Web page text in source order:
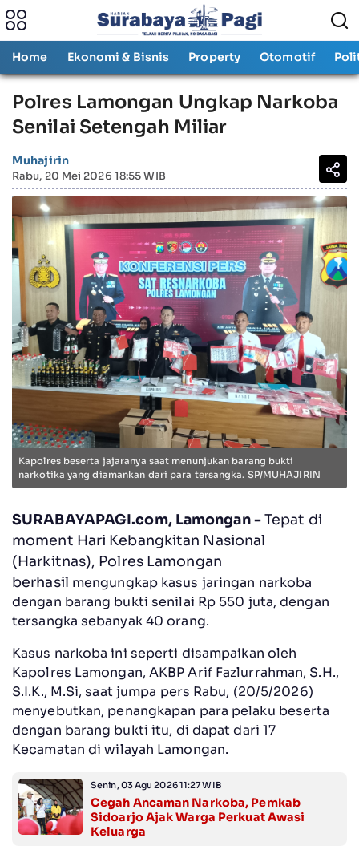
Home Ekonomi & Bisnis Property Otomotif
Polres Lamongan Ungkap Narkoba
Senilai Setengah Miliar
Muhajirin
Rabu, 20 Mei 2026 18:55 WIB
Kapolres beserta jajaranya saat menunjukan barang bukti
narkotika yang diamankan dari para tersangka. SP/MUHAJIRIN
SURABAYAPAGI.com, Lamongan -Tepat di
moment Hari Kebangkitan Nasional
(Harkitnas), Polres Lamongan
berhasil mengungkap kasus jaringan narkoba
dengan barang bukti senilai Rp 550 juta, dengan
tersangka sebanyak 40 orang.
Kasus narkoba ini seperti disampaikan oleh
Kapolres Lamongan, AKBP Arif Fazlurrahman, S.H.,
S.I.K., M.Si, saat jumpa pers Rabu, (20/5/2026)
menyebutkan, penangkapan para pelaku beserta
dengan barang bukti itu, di dapat dari 17
Kecamatan di wilayah Lamongan.
Senin, 03 Agu 2026 11:27 WIB
Cegah Ancaman Narkoba, Pemkab
Sidoarjo Ajak Warga Perkuat Awasi
Keluarga